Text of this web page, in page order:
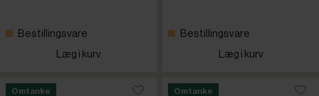
Bestillingsvare
Læg i kurv
Bestillingsvare
Læg i kurv
Omtanke Omtanke